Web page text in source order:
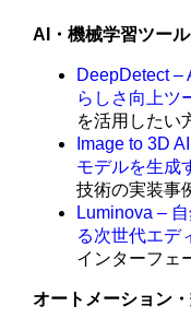
AI・機械学習ツール
DeepDetect –
らしさ向上ツ
を活用したい
Image to 3D
モデルを生成
技術の実装事
Luminova –
る次世代エデ
インターフェ
オートメーション